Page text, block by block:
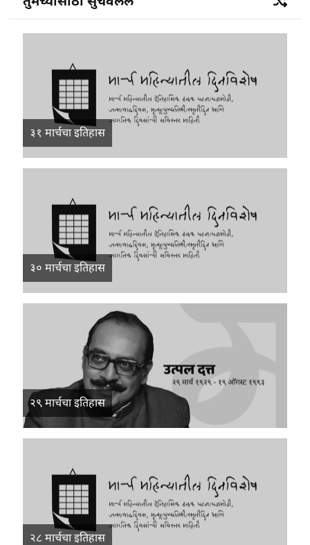
३१ मार्चचा इतिहास
३० मार्चचा इतिहास
२९ मार्चचा इतिहास
२८ मार्चचा इतिहास